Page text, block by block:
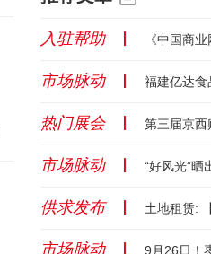
入驻帮助 《中国商
市场脉动 福建亿达食
热门展会 第三届京西
市场脉动 “好风光”晒出
供求发布 土地租赁: 【安徽】
市场脉动 9月26日！